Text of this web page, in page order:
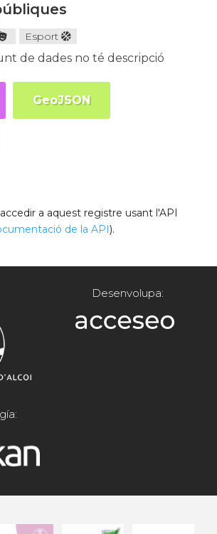
Esport
de dades no té descripció
GeoJSON
a aquest registre usant l'API
de la API).
Desenvolupa: